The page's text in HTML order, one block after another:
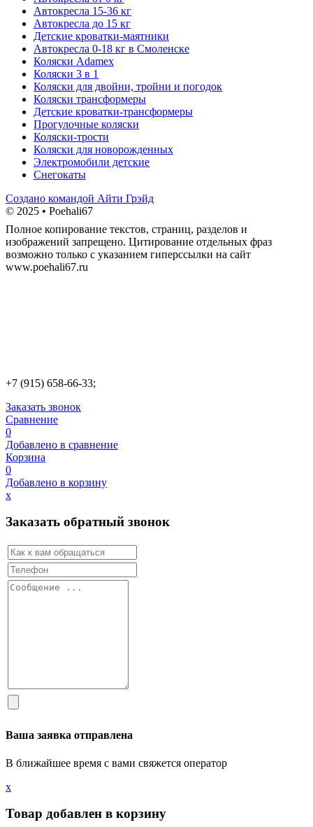
Автокресла 15-36 кг
Автокресла до 15 кг
Детские кроватки-маятники
Автокресла 0-18 кг в Смоленске
Коляски Adamex
Коляски 3 в 1
Коляски для двойни, тройни и погодок
Коляски трансформеры
Детские кроватки-трансформеры
Прогулочные коляски
Коляски-трости
Коляски для новорожденных
Электромобили детские
Снегокаты
Создано командой Айти Грэйд
© 2025 • Poehali67
Полное копирование текстов, страниц, разделов и
изображений запрещено. Цитирование отдельных фраз
возможно только с указанием гиперссылки на сайт
www.poehali67.ru
+7 (915) 658-66-33;
Заказать звонок
Сравнение
0
Добавлено в сравнение
Корзина
0
Добавлено в корзину
х
Заказать обратный звонок
Ваша заявка отправлена
В ближайшее время с вами свяжется оператор
х
Товар добавлен в корзину